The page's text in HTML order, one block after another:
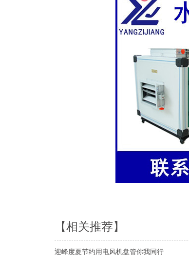
【相关推荐】
迎峰度夏节约用电风机盘管你我同行